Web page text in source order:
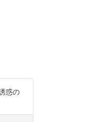
惑の